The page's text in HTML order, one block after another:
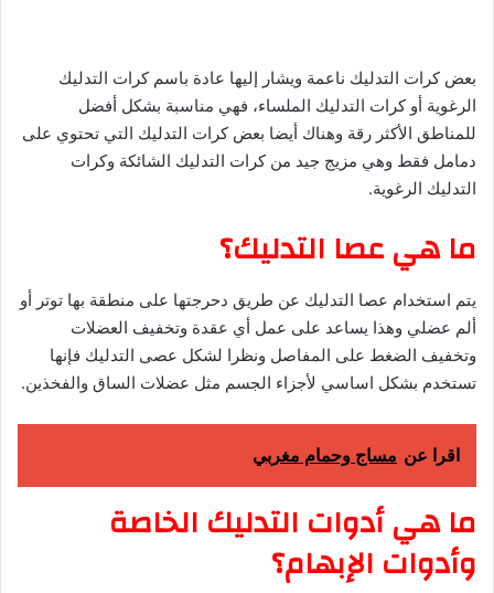
بعض كرات التدليك ناعمة ويشار إليها عادة باسم كرات التدليك
الرغوية أو كرات التدليك الملساء، فهي مناسبة بشكل أفضل
للمناطق الأكثر رقة وهناك أيضا بعض كرات التدليك التي تحتوي على
دمامل فقط وهي مزيج جيد من كرات التدليك الشائكة وكرات
التدليك الرغوية.
ما هي عصا التدليك؟
يتم استخدام عصا التدليك عن طريق دحرجتها على منطقة بها توتر أو
ألم عضلي وهذا يساعد على عمل أي عقدة وتخفيف العضلات
وتخفيف الضغط على المفاصل ونظرا لشكل عصى التدليك فإنها
تستخدم بشكل اساسي لأجزاء الجسم مثل عضلات الساق والفخذين.
اقرا عن مساج وحمام مغربي
ما هي أدوات التدليك الخاصة
وأدوات الإبهام؟